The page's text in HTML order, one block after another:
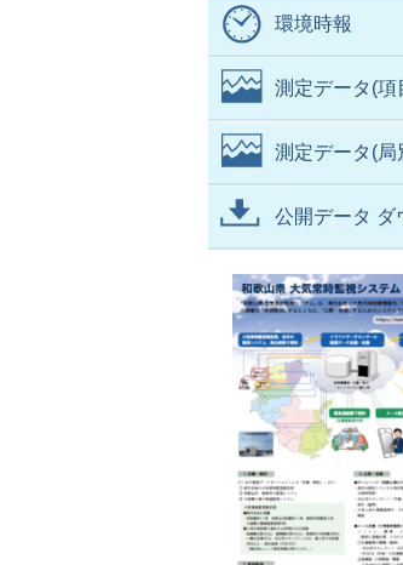
環境時報
測定データ(項
測定データ(局
公開データ ダ